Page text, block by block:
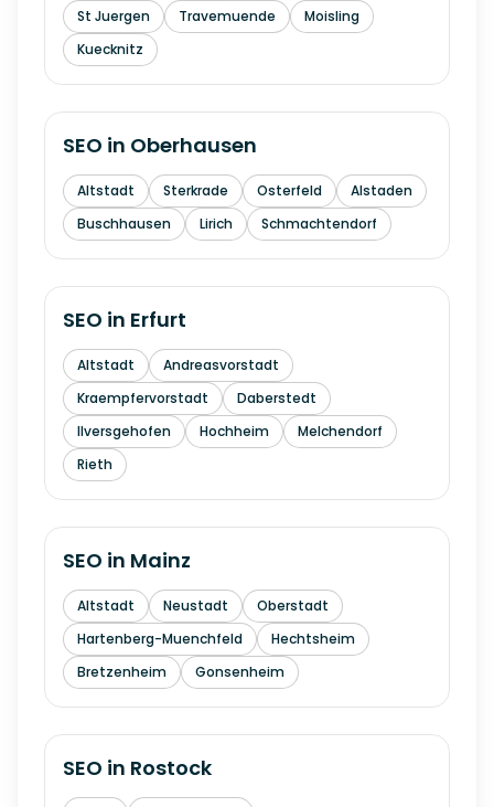
St Juergen
Travemuende
Moisling
Kuecknitz
SEO in Oberhausen
Altstadt Sterkrade Osterfeld
Alstaden
Buschhausen
Lirich Schmachtendorf
SEO in Erfurt
Altstadt
Andreasvorstadt
Kraempfervorstadt
Daberstedt
Ilversgehofen
Hochheim
Melchendorf
Rieth
SEO in Mainz
Altstadt Neustadt
Oberstadt
Hartenberg-Muenchfeld
Hechtsheim
Bretzenheim
Gonsenheim
SEO in Rostock